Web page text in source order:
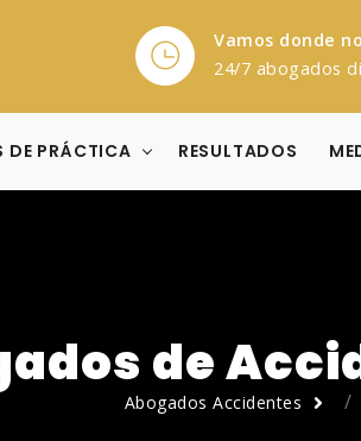
Vamos donde
24/7 abogados
DE PRÁCTICA RESULTADOS
de
Abogados Accidentes